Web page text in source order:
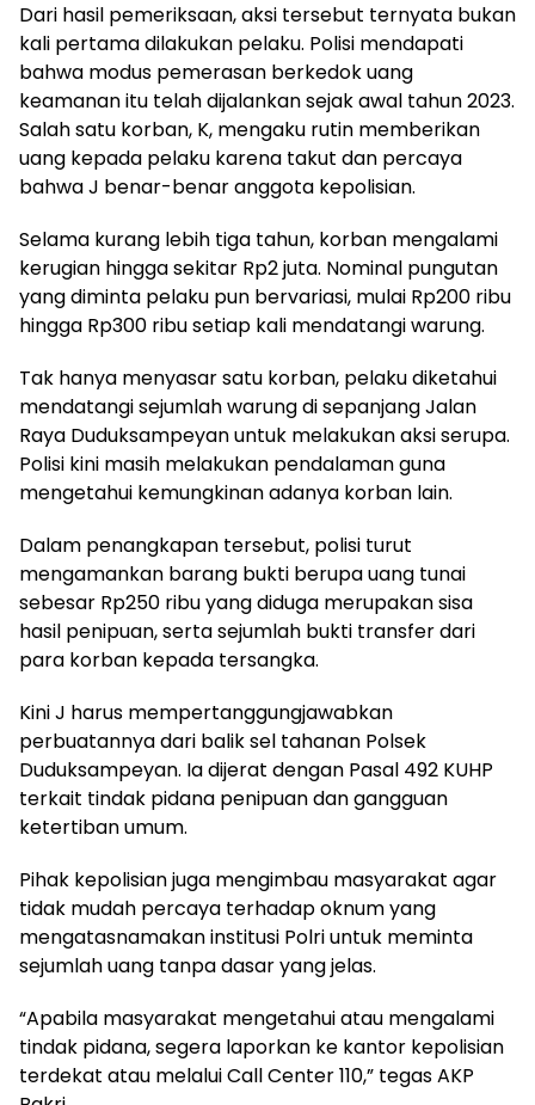
Dari hasil pemeriksaan, aksi tersebut ternyata bukan
kali pertama dilakukan pelaku. Polisi mendapati
bahwa modus pemerasan berkedok uang
keamanan itu telah dijalankan sejak awal tahun 2023.
Salah satu korban, K, mengaku rutin memberikan
uang kepada pelaku karena takut dan percaya
bahwa J benar-benar anggota kepolisian.
Selama kurang lebih tiga tahun, korban mengalami
kerugian hingga sekitar Rp2 juta. Nominal pungutan
yang diminta pelaku pun bervariasi, mulai Rp200 ribu
hingga Rp300 ribu setiap kali mendatangi warung.
Tak hanya menyasar satu korban, pelaku diketahui
mendatangi sejumlah warung di sepanjang Jalan
Raya Duduksampeyan untuk melakukan aksi serupa.
Polisi kini masih melakukan pendalaman guna
mengetahui kemungkinan adanya korban lain.
Dalam penangkapan tersebut, polisi turut
mengamankan barang bukti berupa uang tunai
sebesar Rp250 ribu yang diduga merupakan sisa
hasil penipuan, serta sejumlah bukti transfer dari
para korban kepada tersangka.
Kini J harus mempertanggungjawabkan
perbuatannya dari balik sel tahanan Polsek
Duduksampeyan. Ia dijerat dengan Pasal 492 KUHP
terkait tindak pidana penipuan dan gangguan
ketertiban umum.
Pihak kepolisian juga mengimbau masyarakat agar
tidak mudah percaya terhadap oknum yang
mengatasnamakan institusi Polri untuk meminta
sejumlah uang tanpa dasar yang jelas.
“Apabila masyarakat mengetahui atau mengalami
tindak pidana, segera laporkan ke kantor kepolisian
terdekat atau melalui Call Center 110,” tegas AKP